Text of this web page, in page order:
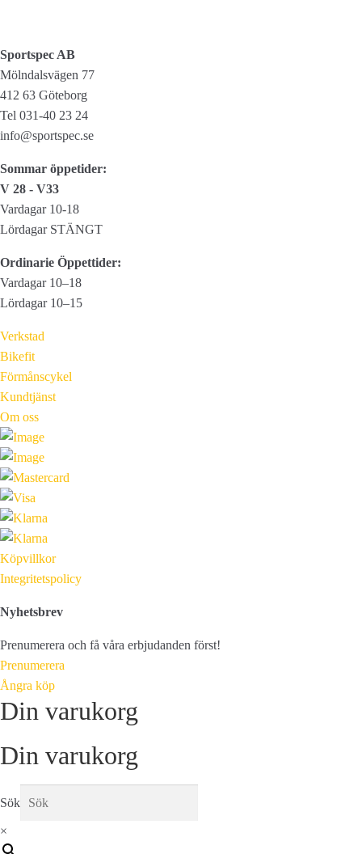
Sportspec AB
Mölndalsvägen 77
412 63 Göteborg
Tel 031-40 23 24
info@sportspec.se
Sommar öppetider:
V 28 - V33
Vardagar 10-18
Lördagar STÄNGT
Ordinarie Öppettider:
Vardagar 10–18
Lördagar 10–15
Verkstad
Bikefit
Förmånscykel
Kundtjänst
Om oss
Köpvillkor
Integritetspolicy
Nyhetsbrev
Prenumerera och få våra erbjudanden först!
Prenumerera
Ångra köp
Din varukorg
Din varukorg
Sök
×